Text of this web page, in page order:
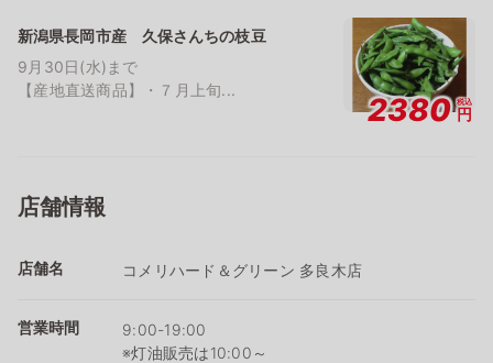
新潟県長岡市産 久保さんちの枝豆
9月30日(水)まで
【産地直送商品】・７月上旬...
2380 税込
円
店舗情報
店舗名 コメリハード＆グリーン 多良木店
営業時間
9:00-19:00
※灯油販売は10:00～